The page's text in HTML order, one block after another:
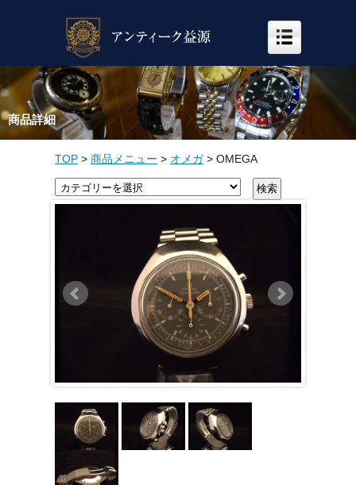
商品詳細
TOP > 商品メニュー > オメガ> OMEGA